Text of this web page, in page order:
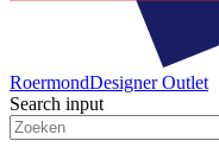
RoermondDesigner Outlet
Search input